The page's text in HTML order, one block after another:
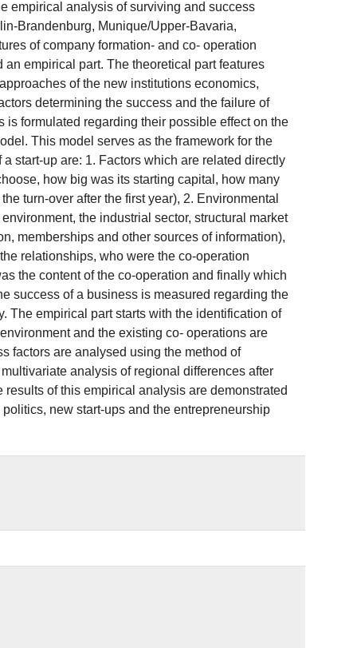
empirical analysis of surviving and success
Brandenburg, Munique/Upper-Bavaria,
of company formation- and co- operation
empirical part. The theoretical part features
of the new institutions economics,
determining the success and the failure of
formulated regarding their possible effect on the
This model serves as the framework for the
start-up are: 1. Factors which are related directly
how big was its starting capital, how many
turn-over after the first year), 2. Environmental
the industrial sector, structural market
memberships and other sources of information),
relationships, who were the co-operation
the content of the co-operation and finally which
success of a business is measured regarding the
The empirical part starts with the identification of
and the existing co- operations are
factors are analysed using the method of
analysis of regional differences after
of this empirical analysis are demonstrated
new start-ups and the entrepreneurship